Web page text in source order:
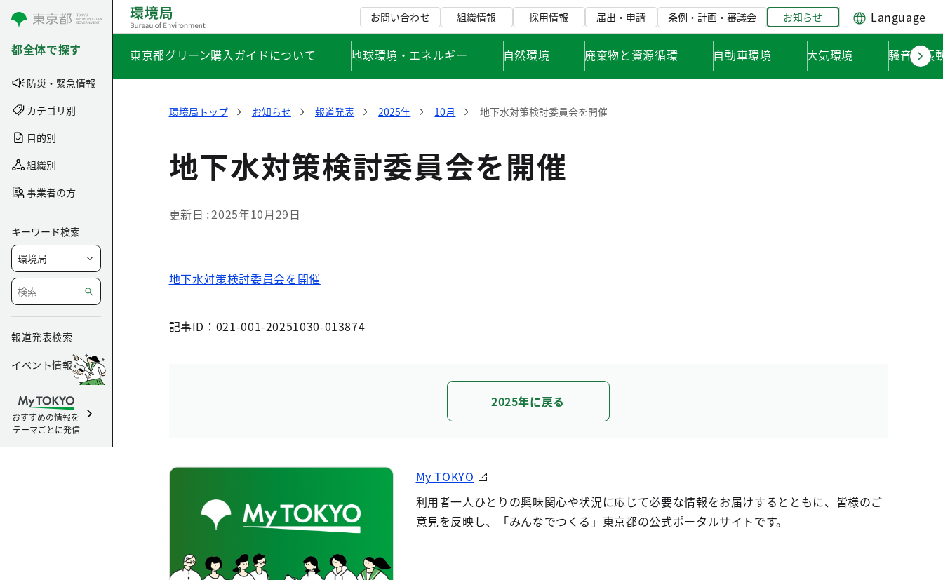
コンテンツにスキップ
都全体で探す
防災・緊急情報
カテゴリ別
目的別
組織別
事業者の方
キーワード検索
報道発表検索
イベント情報
おすすめの情報を
テーマごとに発信
お問い合わせ 組織情報 採用情報 届出・申請 条例・計画・審議会 お知らせ Language
東京都グリーン購入ガイドについて 地球環境・エネルギー 自然環境 廃棄物と資源循環 自動車環境 大気環境 騒音・振
環境局トップ お知らせ 報道発表 2025年 10月 地下水対策検討委員会を開催
地下水対策検討委員会を開催
更新日 2025年10月29日
地下水対策検討委員会を開催
記事ID：021-001-20251030-013874
2025年に戻る
My TOKYO
利用者一人ひとりの興味関心や状況に応じて必要な情報をお届けするとともに、皆様のご
意見を反映し、「みんなでつくる」東京都の公式ポータルサイトです。